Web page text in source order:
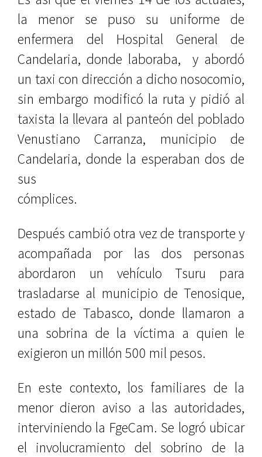
la menor se puso su uniforme de
enfermera del Hospital General de
Candelaria, donde laboraba, y abordó
un taxi con dirección a dicho nosocomio,
sin embargo modificó la ruta y pidió al
taxista la llevara al panteón del poblado
Venustiano Carranza, municipio de
Candelaria, donde la esperaban dos de
sus
cómplices.
Después cambió otra vez de transporte y
acompañada por las dos personas
abordaron un vehículo Tsuru para
trasladarse al municipio de Tenosique,
estado de Tabasco, donde llamaron a
una sobrina de la víctima a quien le
exigieron un millón 500 mil pesos.
En este contexto, los familiares de la
menor dieron aviso a las autoridades,
interviniendo la FgeCam. Se logró ubicar
el involucramiento del sobrino de la